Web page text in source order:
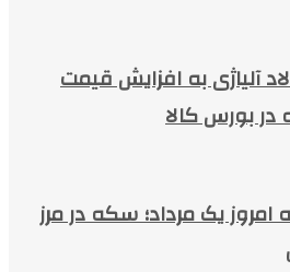
آلیاژی به افزایش قیمت
در بورس کالا
یک مرداد؛ سکه در مرز